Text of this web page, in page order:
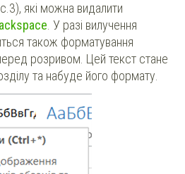
які можна видалити
. У разі вилучення
також форматування
розривом. Цей текст стане
та набуде його формату.